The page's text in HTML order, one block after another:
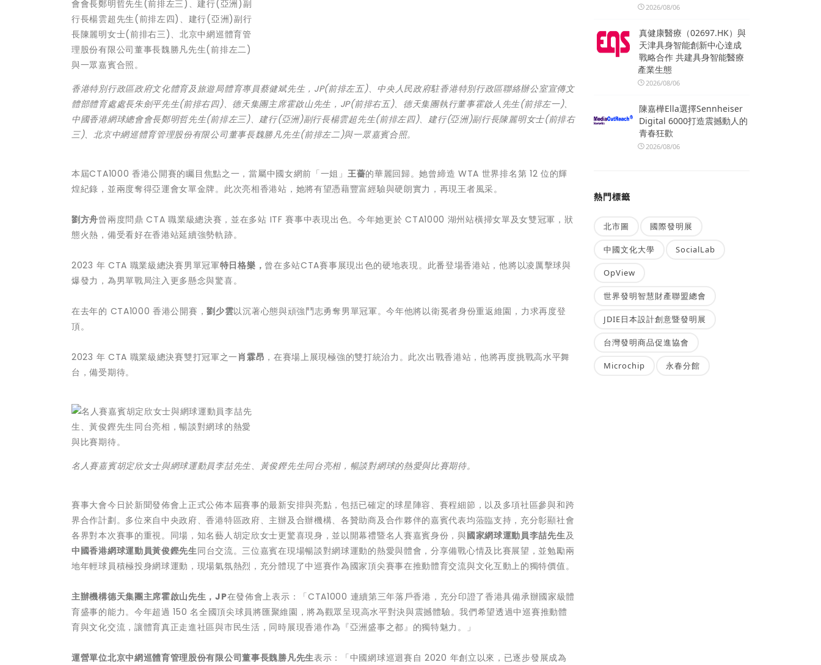
香港特別行政區政府文化體育及旅遊局體育專員蔡健斌先生，JP(前排左五)、中央人民政府駐香港特別行政區聯絡辦公室宣傳文
體部體育處處長朱劍平先生(前排右四)、德天集團主席霍啟山先生，JP(前排右五)、德天集團執行董事霍啟人先生(前排左一)、
中國香港網球總會會長鄭明哲先生(前排左三)、建行(亞洲)副行長楊雲超先生(前排左四)、建行(亞洲)副行長陳麗明女士(前排右
三)、北京中網巡體育管理股份有限公司董事長魏勝凡先生(前排左二)與一眾嘉賓合照。
本屆CTA1000 香港公開賽的矚目焦點之一，當屬中國女網前「一姐」 王薔的華麗回歸。她曾締造 WTA 世界排名第 12 位的輝
煌紀錄，並兩度奪得亞運會女單金牌。此次亮相香港站，她將有望憑藉豐富經驗與硬朗實力，再現王者風采。
劉方舟曾兩度問鼎 CTA 職業級總決賽，並在多站 ITF 賽事中表現出色。今年她更於 CTA1000 湖州站橫掃女單及女雙冠軍，狀
態火熱，備受看好在香港站延續強勢軌跡。
2023 年 CTA 職業級總決賽男單冠軍特日格樂， 曾在多站CTA賽事展現出色的硬地表現。此番登場香港站，他將以凌厲擊球與
爆發力，為男單戰局注入更多懸念與驚喜。
在去年的 CTA1000 香港公開賽，劉少雲以沉著心態與頑強鬥志勇奪男單冠軍。今年他將以衛冕者身份重返維園，力求再度登
頂。
2023 年 CTA 職業級總決賽雙打冠軍之一肖霖昂 ，在賽場上展現極強的雙打統治力。此次出戰香港站，他將再度挑戰高水平舞
台，備受期待。
名人賽嘉賓胡定欣女士與網球運動員李喆先生、黃俊鏗先生同台亮相，暢談對網球的熱愛與比賽期待。
賽事大會今日於新聞發佈會上正式公佈本屆賽事的最新安排與亮點，包括已確定的球星陣容、賽程細節，以及多項社區參與和跨
界合作計劃。多位來自中央政府、香港特區政府、主辦及合辦機構、各贊助商及合作夥伴的嘉賓代表均蒞臨支持，充分彰顯社會
各界對本次賽事的重視。同場，知名藝人胡定欣女士更驚喜現身，並以開幕禮暨名人賽嘉賓身份，與國家網球運動員李喆先生及
中國香港網球運動員黃俊鏗先生同台交流。三位嘉賓在現場暢談對網球運動的熱愛與體會，分享備戰心情及比賽展望，並勉勵兩
地年輕球員積極投身網球運動，現場氣氛熱烈，充分體現了中巡賽作為國家頂尖賽事在推動體育交流與文化互動上的獨特價值。
主辦機構德天集團主席霍啟山先生，JP在發佈會上表示：「CTA1000 連續第三年落戶香港，充分印證了香港具備承辦國家級體
育盛事的能力。今年超過 150 名全國頂尖球員將匯聚維園，將為觀眾呈現高水平對決與震撼體驗。我們希望透過中巡賽推動體
育與文化交流，讓體育真正走進社區與市民生活，同時展現香港作為『亞洲盛事之都』的獨特魅力。」
運營單位北京中網巡體育管理股份有限公司董事長魏勝凡先生表示：「中國網球巡迴賽自 2020 年創立以來，已逐步發展成為
2026/08/06
真健康醫療（02697.HK）與
天津具身智能創新中心達成
戰略合作 共建具身智能醫療
產業生態
2026/08/06
陳嘉樺Ella選擇Sennheiser
Digital 6000打造震撼動人的
青春狂歡
2026/08/06
熱門標籤
北市圖 國際發明展
中國文化大學 SocialLab
OpView
世界發明智慧財產聯盟總會
JDIE日本設計創意暨發明展
台灣發明商品促進協會
Microchip 永春分館